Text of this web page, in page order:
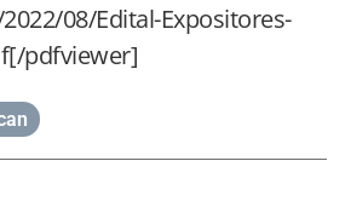
08/Edital-Expositores-
pdfviewer]